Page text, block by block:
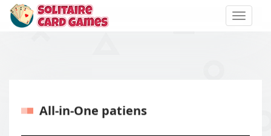
Toggle
All-in-One patiens